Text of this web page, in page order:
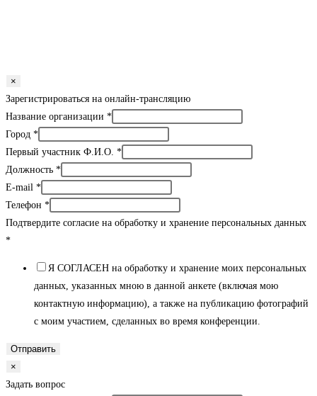
×
Зарегистрироваться на онлайн-трансляцию
Название организации *
Город *
Первый участник Ф.И.О. *
Должность *
E-mail *
Телефон *
Подтвердите согласие на обработку и хранение персональных данных
*
Я СОГЛАСЕН на обработку и хранение моих персональных
данных, указанных мною в данной анкете (включая мою
контактную информацию), а также на публикацию фотографий
с моим участием, сделанных во время конференции.
Отправить
×
Задать вопрос